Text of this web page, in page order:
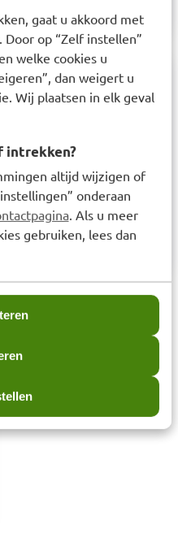
gaat u akkoord met
op “Zelf instellen”
welke cookies u
dan weigert u
Wij plaatsen in elk geval
intrekken?
altijd wijzigen of
onderaan
. Als u meer
gebruiken, lees dan
en 7,2 g
Overige
citroenolie, witte
triglyceriden,
alcohol. Vrij van